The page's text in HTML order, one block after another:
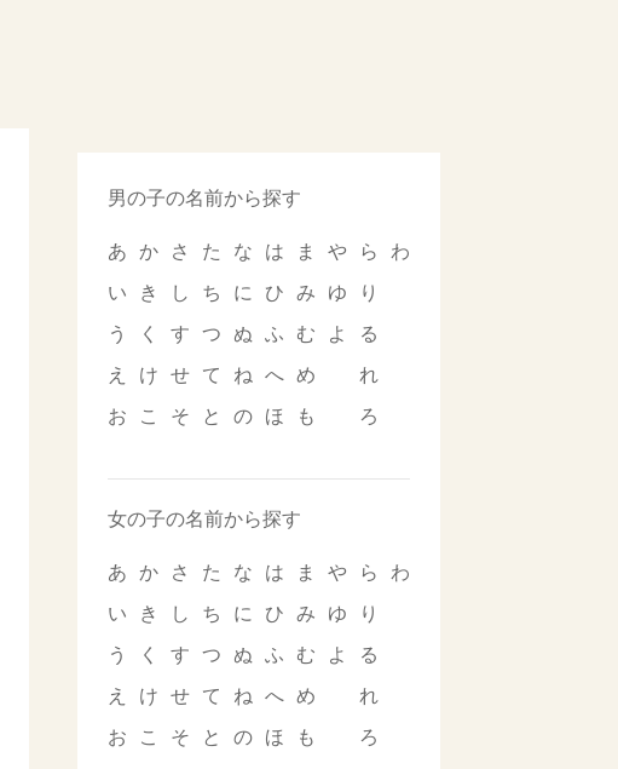
男の子の名前から探す
あ
い
う
え
お
か
き
く
け
こ
さ
し
す
せ
そ
た
ち
つ
て
と
な
に
ぬ
ね
の
は
ひ
ふ
へ
ほ
ま
み
む
め
も
や
ゆ
よ
ら
り
る
れ
ろ
わ
女の子の名前から探す
あ
い
う
え
お
か
き
く
け
こ
さ
し
す
せ
そ
た
ち
つ
て
と
な
に
ぬ
ね
の
は
ひ
ふ
へ
ほ
ま
み
む
め
も
や
ゆ
よ
ら
り
る
れ
ろ
わ